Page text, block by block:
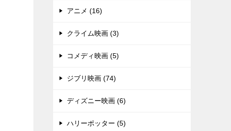
アニメ (16)
クライム映画 (3)
コメディ映画 (5)
ジブリ映画 (74)
ディズニー映画 (6)
ハリーポッター (5)